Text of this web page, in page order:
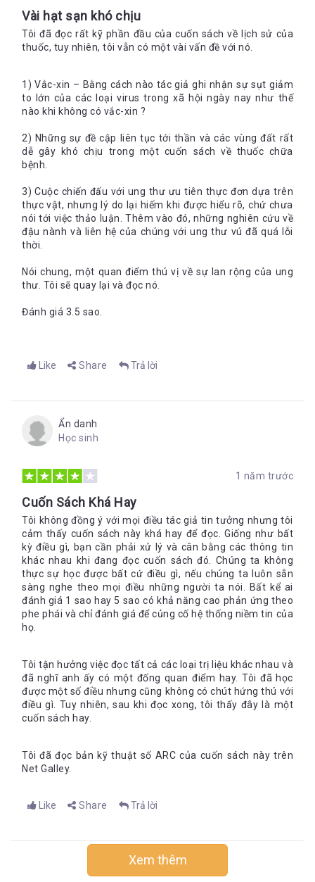
Vài hạt sạn khó chịu
Tôi đã đọc rất kỹ phần đầu của cuốn sách về lịch sử của
thuốc, tuy nhiên, tôi vẫn có một vài vấn đề với nó.
1) Vắc-xin – Bằng cách nào tác giả ghi nhận sự sụt giảm
to lớn của các loại virus trong xã hội ngày nay như thế
nào khi không có vắc-xin ?
2) Những sự đề cập liên tục tới thần và các vùng đất rất
dễ gây khó chịu trong một cuốn sách về thuốc chữa
bệnh.
3) Cuộc chiến đấu với ung thư ưu tiên thực đơn dựa trên
thực vật, nhưng lý do lại hiếm khi được hiểu rõ, chứ chưa
nói tới việc thảo luận. Thêm vào đó, những nghiên cứu về
đậu nành và liên hệ của chúng với ung thư vú đã quá lỗi
thời.
Nói chung, một quan điểm thú vị về sự lan rộng của ung
thư. Tôi sẽ quay lại và đọc nó.
Đánh giá 3.5 sao.
Like Share Trả lời
Ẩn danh
Học sinh
1 năm trước
Cuốn Sách Khá Hay
Tôi không đồng ý với mọi điều tác giả tin tưởng nhưng tôi
cảm thấy cuốn sách này khá hay để đọc. Giống như bất
kỳ điều gì, bạn cần phải xử lý và cân bằng các thông tin
khác nhau khi đang đọc cuốn sách đó. Chúng ta không
thực sự học được bất cứ điều gì, nếu chúng ta luôn sẵn
sàng nghe theo mọi điều những người ta nói. Bất kể ai
đánh giá 1 sao hay 5 sao có khả năng cao phản ứng theo
phe phái và chỉ đánh giá để củng cố hệ thống niềm tin của
họ.
Tôi tận hưởng việc đọc tất cả các loại trị liệu khác nhau và
đã nghĩ anh ấy có một đống quan điểm hay. Tôi đã học
được một số điều nhưng cũng không có chút hứng thú với
điều gì. Tuy nhiên, sau khi đọc xong, tôi thấy đây là một
cuốn sách hay.
Tôi đã đọc bản kỹ thuật số ARC của cuốn sách này trên
Net Galley.
Like Share Trả lời
Xem thêm